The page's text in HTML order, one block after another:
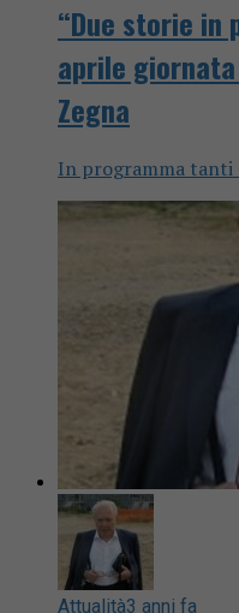
“Due storie in
aprile
Zegna
In programma tanti
Attualità3 anni fa